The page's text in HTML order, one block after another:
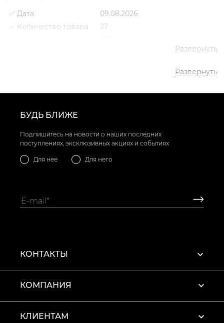
✅ Дата
09.08.2026
✅ Количество товара
27
✅ Самый популярный
Сабо VS000089486 Черный
Развернуть
Развернуть
БУДЬ БЛИЖЕ
Подпишитесь на новости о наших последних
поступлениях, эксклюзивных акциях и событиях
Для нее Для него
КОНТАКТЫ
КОМПАНИЯ
КЛИЕНТАМ